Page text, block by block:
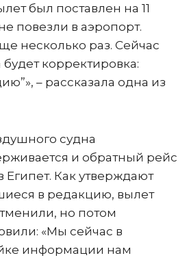
был поставлен на 11
повезли в аэропорт.
несколько раз. Сейчас
будет корректировка:
– рассказала одна из
судна
и обратный рейс
Египет. Как утверждают
в редакцию, вылет
но потом
«Мы сейчас в
информации нам